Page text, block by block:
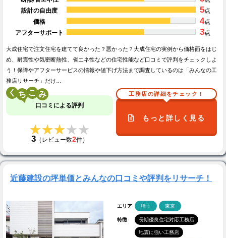
設計の自由度
5点
価格
4点
アフターサポート
3点
大成住宅で注文住宅を建てて良かった？悪かった？大成住宅の実例から価格面をはじ
め、耐震性や気密断熱性、省エネ性などの住宅性能など口コミで評判をチェックしよ
う！保障やアフターサービスの情報や値下げ方法まで調査しているのは「みんなの工
務店リサーチ」だけ…
く こ
口コミによる評判
★★★★★
★★★★★
3（レビュー数2件）
工務店の詳細をチェック！
もっと詳しく見る
近藤建設の坪単価とみんなの口コミや評判をリサーチ！
エリア 埼玉 東京
特徴 長期優良住宅対応工務店
地震に強い工務店